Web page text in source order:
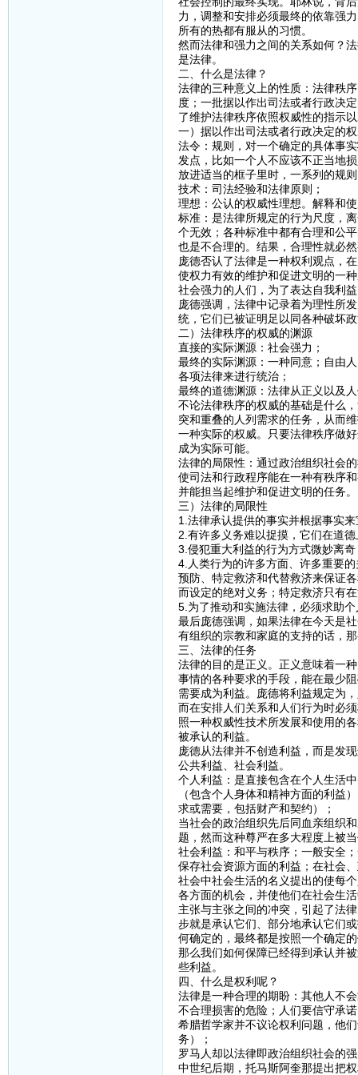
力，调整和安排必须最终的依靠强
所有的热都有服从的习惯。
然而法律和强力之间的关系如何？
是法律。
二、什么是法律？
法律的三种意义上的性质：法律秩
度；一批据以作出司法或者行政决
了维护法律秩序依照权威性的指示
一）据以作出司法或者行政决定的
法令：规则，对一个确定的具体事
发点，比如一个人不应该不正当地
放进适当的框子里时，一系列的规
技术：司法经验和法律原则；
理想：公认的权威性理想。解释和
标准：是法律所规定的行为尺度，
个无效；各种标准中都有合理和公
也是不合理的。结果，合理性就必
庞德否认了法律是一种权利观点，
使权力有效的维护和促进文明的一
社会强力的人们，为了表达自我利
庞德强调，法律中记录着为理性所
统，它们已被证明足以同各种破坏
二）法律秩序的权威的渊源
直接的实际渊源：社会强力；
最终的实际渊源：一种同意；自由
各项法律来进行统治；
最终的道德渊源：法律从正义以及
不论法律秩序的权威的基础是什么
突和重叠的人列需求的任务，从而
一种实际的权威。只要法律秩序做
成为实际可能。
法律的局限性：通过政治组织社会
使司法和行政程序能在一种有秩序
并能担当起维护和促进文明的任务。
三）法律的局限性
1.法律承认提供的事实并根据事实
2.有许多义务难以捉摸，它们在道
3.侵犯重大利益的行为方式微妙离
4.人类行为的许多方面、许多重要
预防、特定救济和代替救济来保证
而设定的绝对义务；特定救济只有
5.为了推动和实施法律，必须求助
最后庞德强调，如果法律在今天是
有组织的宗教和家庭的支持的话，
三、法律的任务
法律的目的是正义。正义意味着一
事情的各种要求的手段，能在最少
需要成为利益。庞德将利益规定为
而在安排人们关系和人们行为时必
照一种权威性技术所发展和使用的
被承认的利益。
庞德从法律并不创造利益，而是发
公共利益、社会利益。
个人利益：是直接包含在个人生活
（包含个人身体和精神方面的利益
求或需要，包括财产和契约）；
当社会的政治组织先后同血亲组织
题，然而这种尊严在多大程度上被
社会利益：和平与秩序；一般安全
保存社会资源方面的利益；在社会
社会中社会生活的名义提出的使每
各方面的机会，并使他们在社会生
主张与主张之间的冲突，引起了法
步就是承认它们、部分地承认它们
何确定的，最终都是按照一个确定
那么我们如何保障已经得到承认并
些利益。
四、什么是权利呢？
法律是一种合理的期盼：其他人不
不合理损害的危险；人们要信守承
希腊哲学家并不议论权利问题，他
务）；
罗马人却以法律即政治组织社会的
中世纪后期，托马斯阿奎那提出把